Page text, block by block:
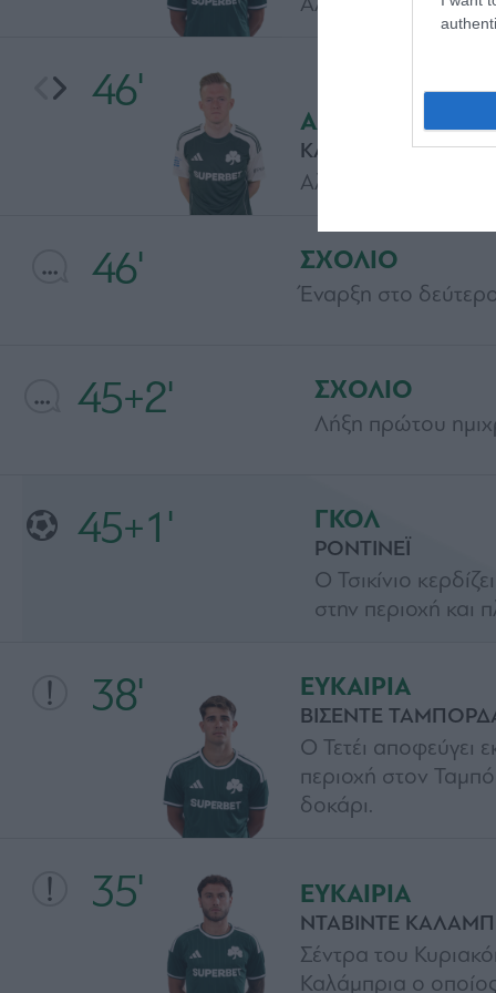
35' ΕΥΚΑΙΡΙΑ
ΝΤΑΒΙΝΤΕ
Σέντρα του
Καλάμπρια ο
38' ΕΥΚΑΙΡΙΑ
ΒΙΣΕΝΤΕ
Ο Τετέι αποφεύγει
περιοχή στον
δοκάρι.
45+1' ΓΚΟΛ
ΡΟΝΤΙΝΕΪ
Ο Τσικίνιο
στην περιοχή και
45+2' ΣΧΟΛΙΟ
Λήξη πρώτου
46' ΣΧΟΛΙΟ
Έναρξη στο
46'
ΑΛΛΑΓΗ
ΚΑΡΟΛ ΣΦΙΝΤΕΡΣΚΙ
Αλλαγή για την